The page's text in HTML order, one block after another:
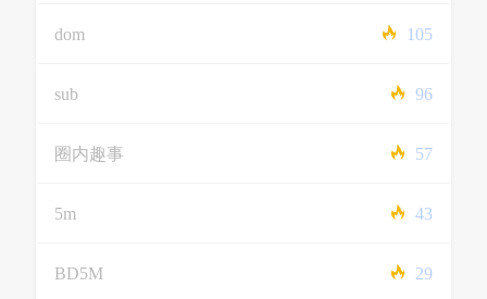
dom 105
sub 96
圈内趣事 57
5m 43
BD5M 29